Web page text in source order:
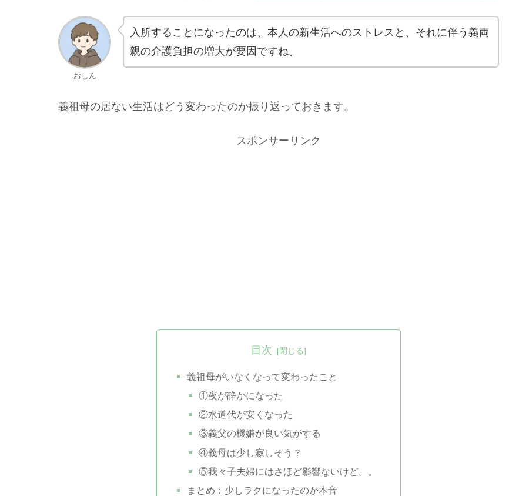
おしん
入所することになったのは、本人の新生活へのストレスと、それに伴う義両
親の介護負担の増大が要因ですね。
義祖母の居ない生活はどう変わったのか振り返っておきます。
スポンサーリンク
目次
義祖母がいなくなって変わったこと
①夜が静かになった
②水道代が安くなった
③義父の機嫌が良い気がする
④義母は少し寂しそう？
⑤我々子夫婦にはさほど影響ないけど。。
まとめ：少しラクになったのが本音